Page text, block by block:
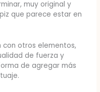
muy original y
que parece estar en
con otros elementos,
de fuerza y
de agregar más